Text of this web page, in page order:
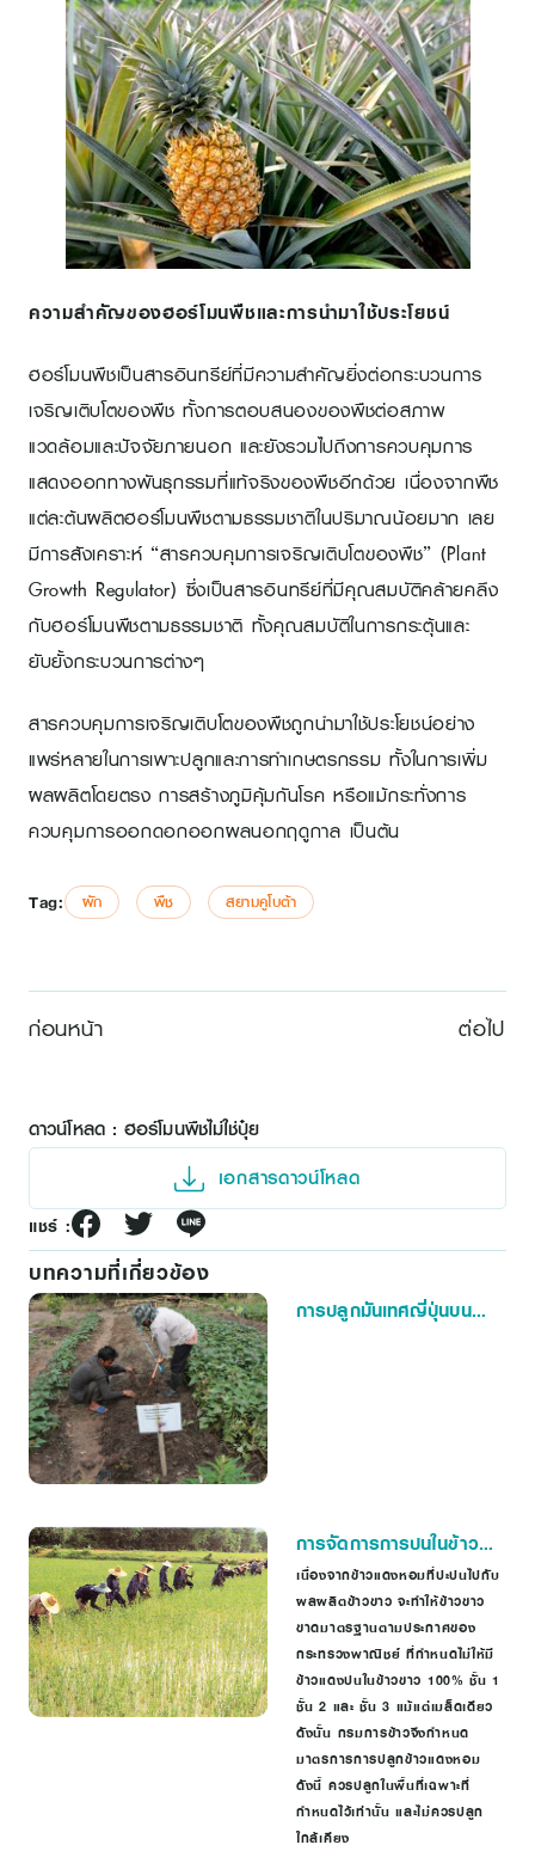
ความสำคัญของฮอร์โมนพืชและการนำมาใช้ประโยชน์
ฮอร์โมนพืชเป็นสารอินทรีย์ที่มีความสำคัญยิ่งต่อกระบวนการ
เจริญเติบโตของพืช ทั้งการตอบสนองของพืชต่อสภาพ
แวดล้อมและปัจจัยภายนอก และยังรวมไปถึงการควบคุมการ
แสดงออกทางพันธุกรรมที่แท้จริงของพืชอีกด้วย เนื่องจากพืช
แต่ละต้นผลิตฮอร์โมนพืชตามธรรมชาติในปริมาณน้อยมาก เลย
มีการสังเคราะห์ “สารควบคุมการเจริญเติบโตของพืช” (Plant
Growth Regulator) ซึ่งเป็นสารอินทรีย์ที่มีคุณสมบัติคล้ายคลึง
กับฮอร์โมนพืชตามธรรมชาติ ทั้งคุณสมบัติในการกระตุ้นและ
ยับยั้งกระบวนการต่างๆ
สารควบคุมการเจริญเติบโตของพืชถูกนำมาใช้ประโยชน์อย่าง
แพร่หลายในการเพาะปลูกและการทำเกษตรกรรม ทั้งในการเพิ่ม
ผลผลิตโดยตรง การสร้างภูมิคุ้มกันโรค หรือแม้กระทั่งการ
ควบคุมการออกดอกออกผลนอกฤดูกาล เป็นต้น
Tag: ผัก พืช สยามคูโบต้า
ก่อนหน้า ต่อไป
ดาวน์โหลด : ฮอร์โมนพืชไม่ใช่ปุ๋ย
เอกสารดาวน์โหลด
แชร์ :
บทความที่เกี่ยวข้อง
การปลูกมันเทศญี่ปุ่นบน
การจัดการการปนในข้าว
แดงหอม (Red Hawm
Rice)
เนื่องจากข้าวแดงหอมที่ปะปนไปกับ
ผลผลิตข้าวขาว จะทำให้ข้าวขาว
ขาดมาตรฐานตามประกาศของ
กระทรวงพาณิชย์ ที่กำหนดไม่ให้มี
ข้าวแดงปนในข้าวขาว 100% ชั้น 1
ชั้น 2 และ ชั้น 3 แม้แต่เมล็ดเดียว
ดังนั้น กรมการข้าวจึงกำหนด
มาตรการการปลูกข้าวแดงหอม
ดังนี้ ควรปลูกในพื้นที่เฉพาะที่
กำหนดไว้เท่านั้น และไม่ควรปลูก
ใกล้เคียง